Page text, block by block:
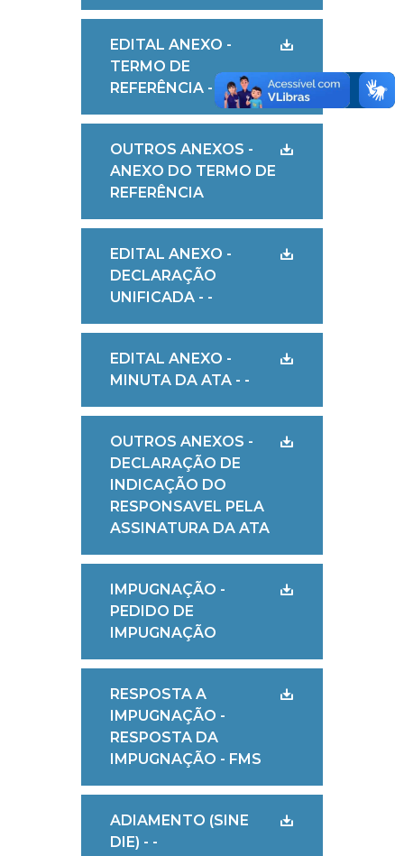
EDITAL ANEXO -
TERMO DE
REFERÊNCIA - -
OUTROS ANEXOS -
ANEXO DO TERMO DE
REFERÊNCIA
EDITAL ANEXO -
DECLARAÇÃO
UNIFICADA - -
EDITAL ANEXO -
MINUTA DA ATA - -
OUTROS ANEXOS -
DECLARAÇÃO DE
INDICAÇÃO DO
RESPONSAVEL PELA
ASSINATURA DA ATA
IMPUGNAÇÃO -
PEDIDO DE
IMPUGNAÇÃO
RESPOSTA A
IMPUGNAÇÃO -
RESPOSTA DA
IMPUGNAÇÃO - FMS
ADIAMENTO (SINE
DIE) - -